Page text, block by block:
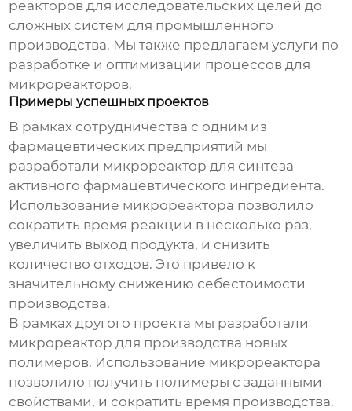
реакторов для исследовательских целей до
сложных систем для промышленного
производства. Мы также предлагаем услуги по
разработке и оптимизации процессов для
микрореакторов.
Примеры успешных проектов
В рамках сотрудничества с одним из
фармацевтических предприятий мы
разработали микрореактор для синтеза
активного фармацевтического ингредиента.
Использование микрореактора позволило
сократить время реакции в несколько раз,
увеличить выход продукта, и снизить
количество отходов. Это привело к
значительному снижению себестоимости
производства.
В рамках другого проекта мы разработали
микрореактор для производства новых
полимеров. Использование микрореактора
позволило получить полимеры с заданными
свойствами, и сократить время производства.